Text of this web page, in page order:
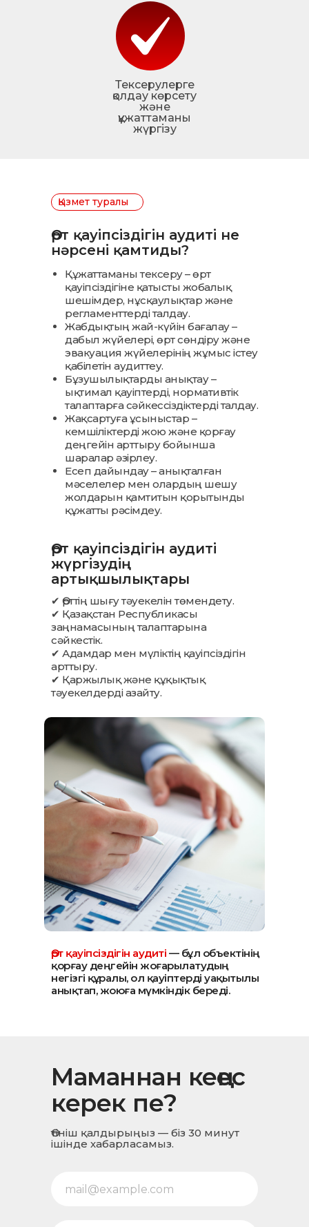
Тексерулерге
қолдау көрсету
және
құжаттаманы
жүргізу
Өрт қауіпсіздігін аудиті не
нәрсені қамтиды?
Құжаттаманы тексеру – өрт
қауіпсіздігіне қатысты жобалық
шешімдер, нұсқаулықтар және
регламенттерді талдау.
Жабдықтың жай-күйін бағалау –
дабыл жүйелері, өрт сөндіру және
эвакуация жүйелерінің жұмыс істеу
қабілетін аудиттеу.
Бұзушылықтарды анықтау –
ықтимал қауіптерді, нормативтік
талаптарға сәйкессіздіктерді талдау.
Жақсартуға ұсыныстар –
кемшіліктерді жою және қорғау
деңгейін арттыру бойынша
шаралар әзірлеу.
Есеп дайындау – анықталған
мәселелер мен олардың шешу
жолдарын қамтитын қорытынды
құжатты рәсімдеу.
✔ Өрттің шығу тәуекелін төмендету.
✔ Қазақстан Республикасы
заңнамасының талаптарына
сәйкестік.
✔ Адамдар мен мүліктің қауіпсіздігін
арттыру.
✔ Қаржылық және құқықтық
тәуекелдерді азайту.
Қызмет туралы
Өрт қауіпсіздігін аудиті
жүргізудің
артықшылықтары
Өрт қауіпсіздігін аудиті — бұл объектінің
қорғау деңгейін жоғарылатудың
негізгі құралы, ол қауіптерді уақытылы
анықтап, жоюға мүмкіндік береді.
Маманнан кеңес
керек пе?
Өтініш қалдырыңыз — біз 30 минут
ішінде хабарласамыз.